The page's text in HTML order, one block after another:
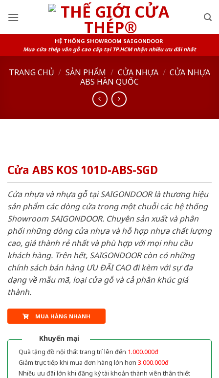
HỆ THỐNG SHOWROOM SAIGONDOOR
Mua cửa thép vân gỗ cao cấp tại TP.HCM nhận nhiều ưu đãi nhất
TRANG CHỦ / SẢN PHẨM / CỬA NHỰA / CỬA NHỰA
ABS HÀN QUỐC
Cửa ABS KOS 101D-ABS-SGD
Cửa nhựa và nhựa gỗ tại SAIGONDOOR là thương hiệu
sản phẩm các dòng cửa trong một chuỗi các hệ thống
Showroom SAIGONDOOR. Chuyên sản xuất và phân
phối những dòng cửa nhựa và hỗ hợp nhựa chất lượng
cao, giá thành rẻ nhất và phù hợp với mọi nhu cầu
khách hàng. Trên hết, SAIGONDOOR còn có những
chính sách bán hàng ƯU ĐÃI CAO đi kèm với sự đa
dạng về mẫu mã, loại cửa gỗ và cả phân khúc giá
thành.
MUA HÀNG NHANH
Khuyến mại
Quà tặng đồ nội thất trang trí lên đến 1.000.000đ
Giảm trực tiếp khi mua đơn hàng lớn hơn 3.000.000đ
Nhiều ưu đãi lớn khi đăng ký tài khoản thành viên thân thiết